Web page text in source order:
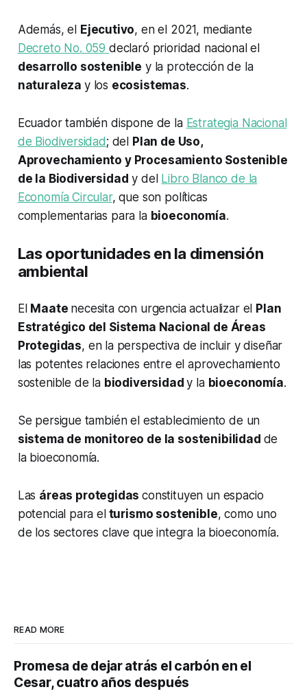
Además, el Ejecutivo, en el 2021, mediante
Decreto No. 059 declaró prioridad nacional el
desarrollo sostenible y la protección de la
naturaleza y los ecosistemas.
Ecuador también dispone de la Estrategia Nacional
de Biodiversidad ; del
Plan de Uso,
Aprovechamiento y Procesamiento Sostenible
de la Biodiversidad y del Libro Blanco de la
Economía Circular, que son políticas
complementarias para la bioeconomía.
Las oportunidades en la dimensión
ambiental
El Maate necesita con urgencia actualizar el Plan
Estratégico del Sistema Nacional de Áreas
Protegidas, en la perspectiva de incluir y diseñar
las potentes relaciones entre el aprovechamiento
sostenible de la biodiversidady la bioeconomía.
Se persigue también el establecimiento de un
sistema de monitoreo de la sostenibilidad de
la bioeconomía.
Las áreas protegidasconstituyen un espacio
potencial para el turismo sostenible, como uno
de los sectores clave que integra la bioeconomía.
READ MORE
Promesa de dejar atrás el carbón en el
Cesar, cuatro años después